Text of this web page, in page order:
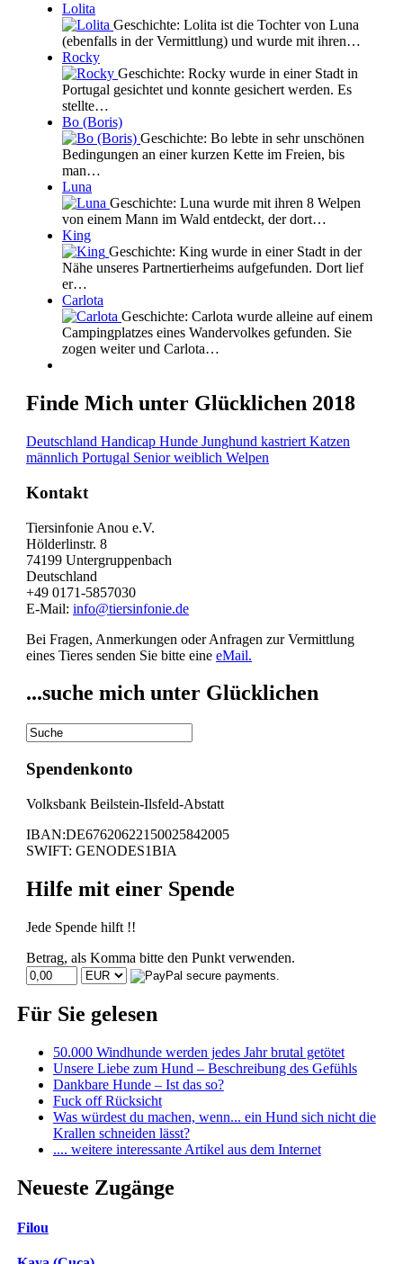
Lolita
Geschichte: Lolita ist die Tochter von Luna
(ebenfalls in der Vermittlung) und wurde mit ihren…
Rocky
Geschichte: Rocky wurde in einer Stadt in
Portugal gesichtet und konnte gesichert werden. Es
stellte…
Bo (Boris)
Geschichte: Bo lebte in sehr unschönen
Bedingungen an einer kurzen Kette im Freien, bis
man…
Luna
Geschichte: Luna wurde mit ihren 8 Welpen
von einem Mann im Wald entdeckt, der dort…
King
Geschichte: King wurde in einer Stadt in der
Nähe unseres Partnertierheims aufgefunden. Dort lief
er…
Carlota
Geschichte: Carlota wurde alleine auf einem
Campingplatzes eines Wandervolkes gefunden. Sie
zogen weiter und Carlota…
Finde Mich unter Glücklichen 2018
DeutschlandHandicapHundeJunghundkastriertKatzen
männlichPortugal SeniorweiblichWelpen
Kontakt
Tiersinfonie Anou e.V.
Hölderlinstr. 8
74199 Untergruppenbach
Deutschland
+49 0171-5857030
E-Mail:info@tiersinfonie.de
Bei Fragen, Anmerkungen oder Anfragen zur Vermittlung
eines Tieres senden Sie bitte eineeMail.
...suche mich unter Glücklichen
Spendenkonto
Volksbank Beilstein-Ilsfeld-Abstatt
IBAN:DE67620622150025842005
SWIFT: GENODES1BIA
Hilfe mit einer Spende
Jede Spende hilft !!
Betrag, als Komma bitte den Punkt verwenden.
Für Sie gelesen
50.000 Windhunde werden jedes Jahr brutal getötet
Unsere Liebe zum Hund – Beschreibung des Gefühls
Dankbare Hunde – Ist das so?
Fuck off Rücksicht
Was würdest du machen, wenn... ein Hund sich nicht die
Krallen schneiden lässt?
.... weitere interessante Artikel aus dem Internet
Neueste Zugänge
Filou